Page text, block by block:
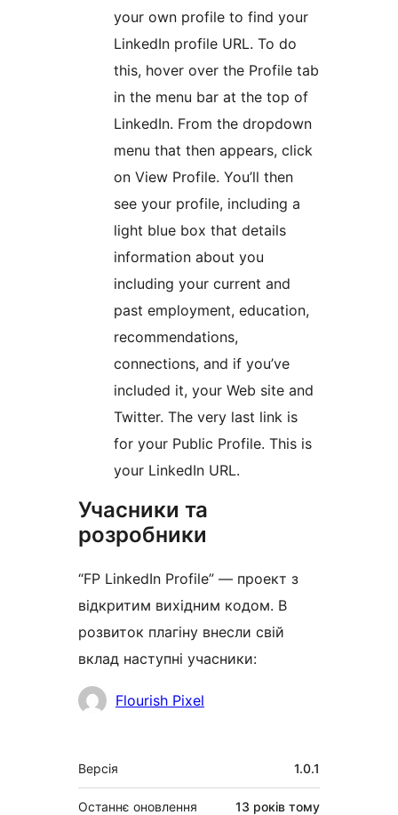
your own profile to find your
LinkedIn profile URL. To do
this, hover over the Profile tab
in the menu bar at the top of
LinkedIn. From the dropdown
menu that then appears, click
on View Profile. You’ll then
see your profile, including a
light blue box that details
information about you
including your current and
past employment, education,
recommendations,
connections, and if you’ve
included it, your Web site and
Twitter. The very last link is
for your Public Profile. This is
your LinkedIn URL.
Учасники та
розробники
“FP LinkedIn Profile” — проект з
відкритим вихідним кодом. В
розвиток плагіну внесли свій
вклад наступні учасники:
УчасникиFlourish Pixel
Мета
Версія 1.0.1
Останнє оновлення 13 років тому